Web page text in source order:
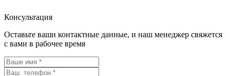
Консультация
Оставьте ваши контактные данные, и наш менеджер свяжется
с вами в рабочее время